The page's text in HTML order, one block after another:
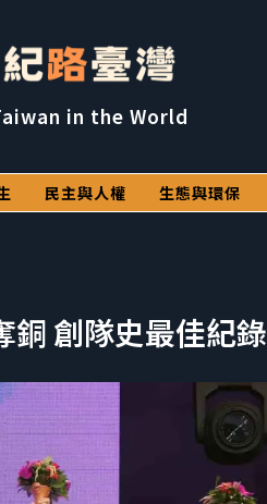
in the World
民主與人權 生態與環保
銅 創隊史最佳紀錄